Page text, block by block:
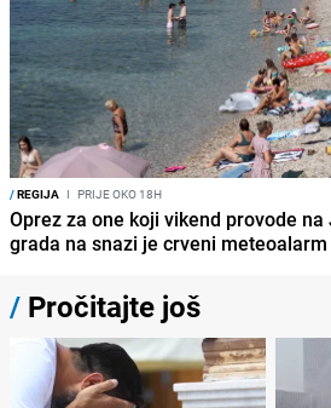
/REGIJA I PRIJE OKO 18H
Oprez za one koji vikend provode
grada na snazi je crveni meteoalarm
/ Pročitajte još